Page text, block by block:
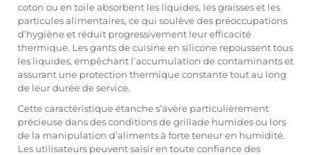
coton ou en toile absorbent les liquides, les graisses et les
particules alimentaires, ce qui soulève des préoccupations
d’hygiène et réduit progressivement leur efficacité
thermique. Les gants de cuisine en silicone repoussent tous
les liquides, empêchant l’accumulation de contaminants et
assurant une protection thermique constante tout au long
de leur durée de service.
Cette caractéristique étanche s’avère particulièrement
précieuse dans des conditions de grillade humides ou lors
de la manipulation d’aliments à forte teneur en humidité.
Les utilisateurs peuvent saisir en toute confiance des